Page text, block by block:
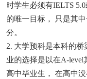
时学生必须有IELTS
的唯一目标， 只是其
分。
2. 大学预科是本科的
业的选择是以在A-level
高中毕业生， 在高中